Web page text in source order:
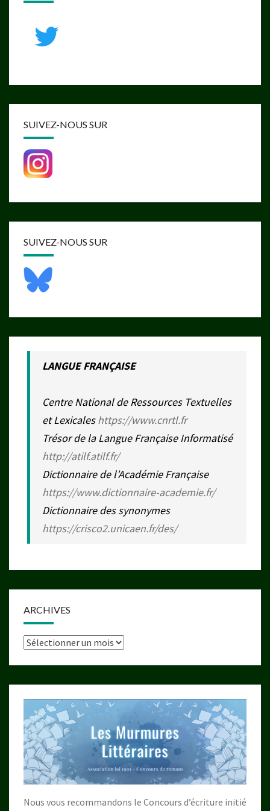
SUIVEZ-NOUS SUR
SUIVEZ-NOUS SUR
LANGUE FRANÇAISE
Centre National de Ressources Textuelles
et Lexicaleshttps://www.cnrtl.fr
Trésor de la Langue Française Informatisé
http://atilf.atilf.fr/
Dictionnaire de l’Académie Française
https://www.dictionnaire-academie.fr/
Dictionnaire des synonymes
https://crisco2.unicaen.fr/des/
ARCHIVES
Archives
Nous vous recommandons le Concours d’écriture initié